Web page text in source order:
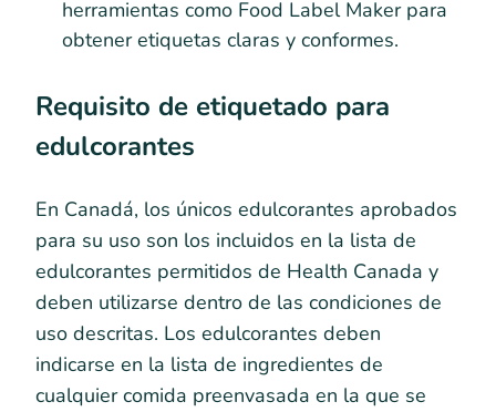
herramientas como Food Label Maker para
obtener etiquetas claras y conformes.
Requisito de etiquetado para
edulcorantes
En Canadá, los únicos edulcorantes aprobados
para su uso son los incluidos en la lista de
edulcorantes permitidos de Health Canada y
deben utilizarse dentro de las condiciones de
uso descritas. Los edulcorantes deben
indicarse en la lista de ingredientes de
cualquier comida preenvasada en la que se